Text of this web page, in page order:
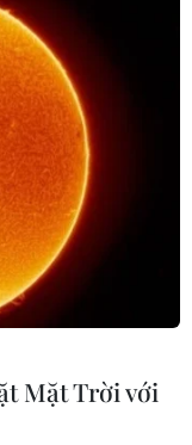
sương mù dày
xe đằng trước
đang lưu
Mặt Trời với